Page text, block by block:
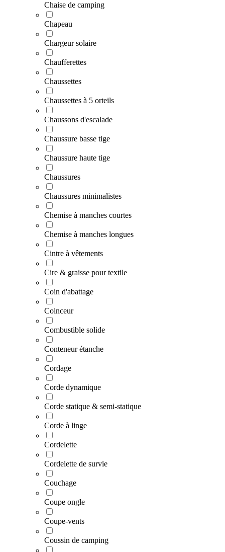
Chaise de camping
Chapeau
Chargeur solaire
Chaufferettes
Chaussettes
Chaussettes à 5 orteils
Chaussons d'escalade
Chaussure basse tige
Chaussure haute tige
Chaussures
Chaussures minimalistes
Chemise à manches courtes
Chemise à manches longues
Cintre à vêtements
Cire & graisse pour textile
Coin d'abattage
Coinceur
Combustible solide
Conteneur étanche
Cordage
Corde dynamique
Corde statique & semi-statique
Corde à linge
Cordelette
Cordelette de survie
Couchage
Coupe ongle
Coupe-vents
Coussin de camping